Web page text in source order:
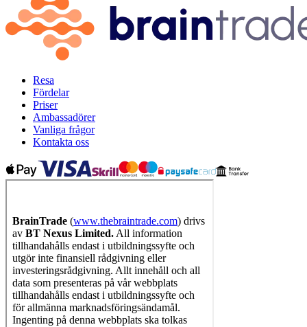
Resa
Fördelar
Priser
Ambassadörer
Vanliga frågor
Kontakta oss